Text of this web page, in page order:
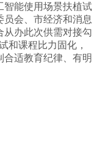
智能使用场景扶植试
员会、市经济和消息
从办此次供需对接勾
和课程比力固化，
适教育纪律、有明